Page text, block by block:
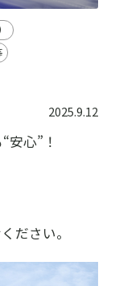
2025.9.12
安心”！
ださい。